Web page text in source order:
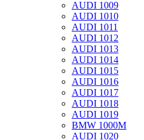
AUDI 1009
AUDI 1010
AUDI 1011
AUDI 1012
AUDI 1013
AUDI 1014
AUDI 1015
AUDI 1016
AUDI 1017
AUDI 1018
AUDI 1019
BMW 1000M
AUDI 1020